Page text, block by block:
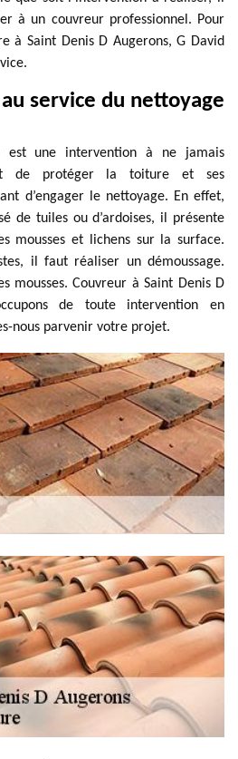
à un couvreur professionnel. Pour
à Saint Denis D Augerons, G David
service du nettoyage
est une intervention à ne jamais
de protéger la toiture et ses
d’engager le nettoyage. En effet,
de tuiles ou d’ardoises, il présente
mousses et lichens sur la surface.
il faut réaliser un démoussage.
mousses. Couvreur à Saint Denis D
de toute intervention en
nous parvenir votre projet.